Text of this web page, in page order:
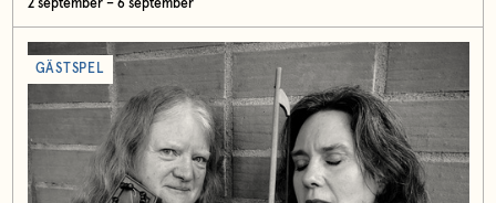
2 september – 6 september
GÄSTSPEL